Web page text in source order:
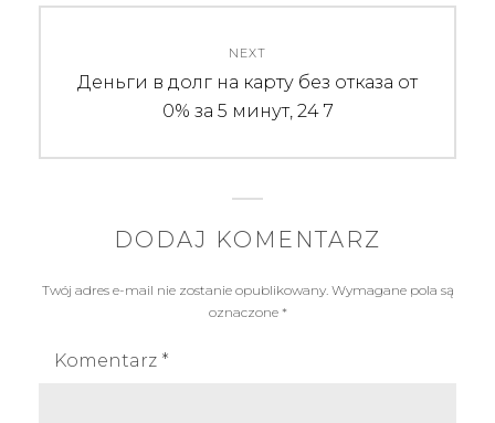
NEXT
Next
Деньги в долг на карту без отказа от
0% за 5 минут, 24 7
DODAJ KOMENTARZ
Twój adres e-mail nie zostanie opublikowany. Wymagane pola są
oznaczone *
Komentarz *